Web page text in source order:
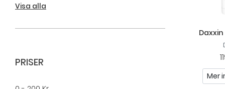
Fungobase
Inspagat
Visa alla
PRISER
Mer